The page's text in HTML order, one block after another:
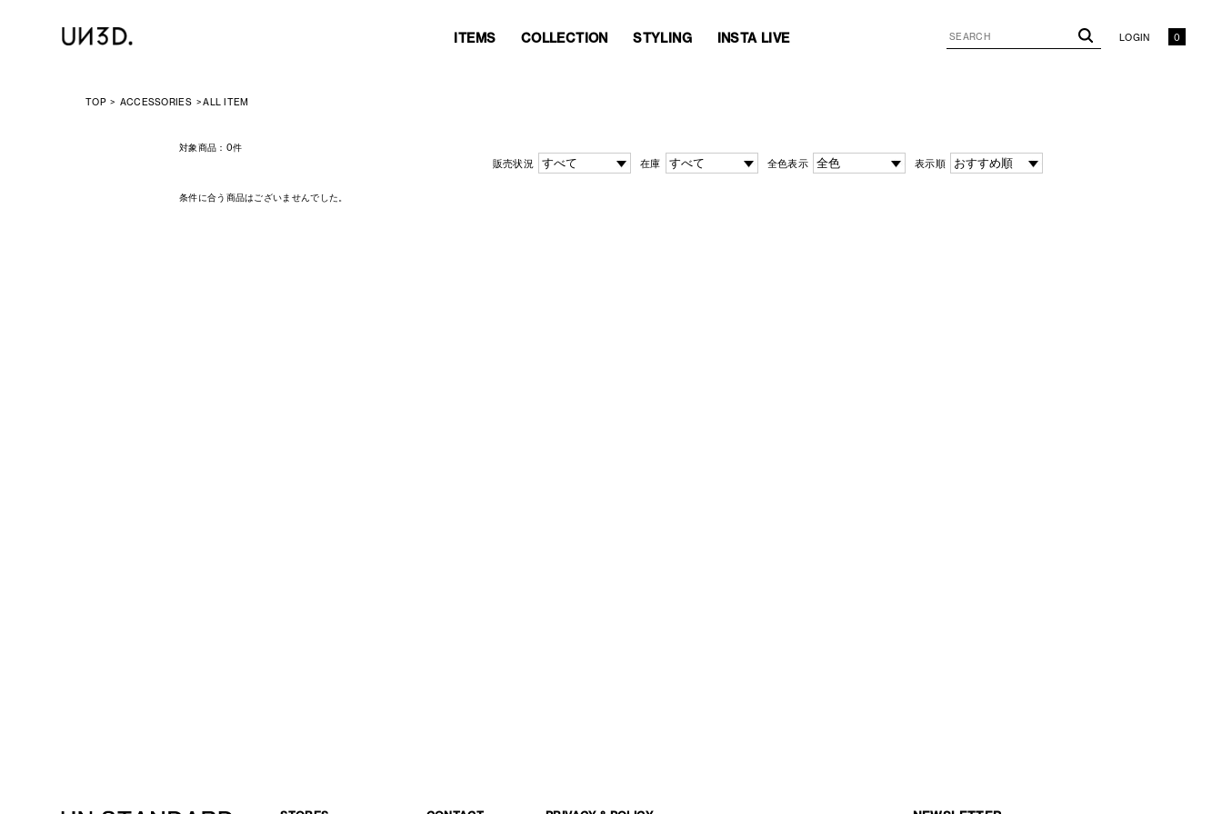
LOGIN 0
ITEMS
COLLECTION
STYLING
INSTA LIVE
TOP ACCESSORIES ALL ITEM
対象商品： 0件
販売状況 在庫 全色表示 表示順
条件に合う商品はございませんでした。